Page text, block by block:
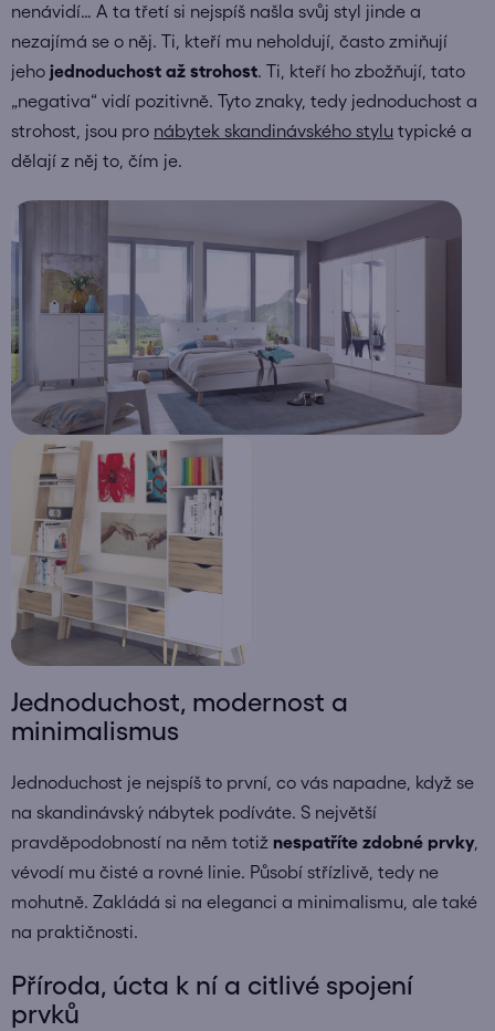
nenávidí… A ta třetí si nejspíš našla svůj styl jinde a
nezajímá se o něj. Ti, kteří mu neholdují, často zmiňují
jeho jednoduchost až strohost. Ti, kteří ho zbožňují, tato
„negativa“ vidí pozitivně. Tyto znaky, tedy jednoduchost a
strohost, jsou pro nábytek skandinávského stylu typické a
dělají z něj to, čím je.
Jednoduchost, modernost a
minimalismus
Jednoduchost je nejspíš to první, co vás napadne, když se
na skandinávský nábytek podíváte. S největší
pravděpodobností na něm totiž nespatříte zdobné prvky,
vévodí mu čisté a rovné linie. Působí střízlivě, tedy ne
mohutně. Zakládá si na eleganci a minimalismu, ale také
na praktičnosti.
Příroda, úcta k ní a citlivé spojení
prvků